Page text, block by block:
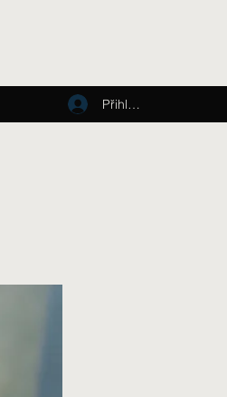
Přihlásit se